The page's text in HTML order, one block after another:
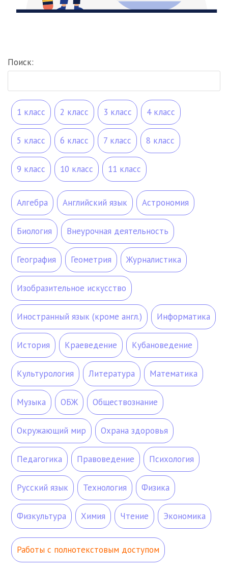
Поиск:
1 класс 2 класс 3 класс 4 класс
5 класс 6 класс 7 класс 8 класс
9 класс 10 класс 11 класс
Алгебра Английский язык Астрономия
Биология Внеурочная деятельность
География Геометрия Журналистика
Изобразительное искусство
Иностранный язык (кроме англ.) Информатика
История Краеведение Кубановедение
Культурология Литература Математика
Музыка ОБЖ Обществознание
Окружающий мир Охрана здоровья
Педагогика Правоведение Психология
Русский язык Технология Физика
Физкультура Химия Чтение Экономика
Работы с полнотекстовым доступом